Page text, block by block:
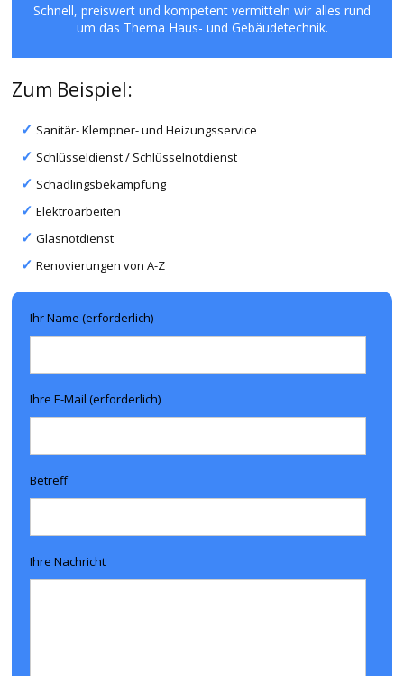
Schnell, preiswert und kompetent vermitteln wir alles rund
um das Thema Haus- und Gebäudetechnik.
Zum Beispiel:
Sanitär- Klempner- und Heizungsservice
Schlüsseldienst / Schlüsselnotdienst
Schädlingsbekämpfung
Elektroarbeiten
Glasnotdienst
Renovierungen von A-Z
Ihr Name (erforderlich)
Ihre E-Mail (erforderlich)
Betreff
Ihre Nachricht